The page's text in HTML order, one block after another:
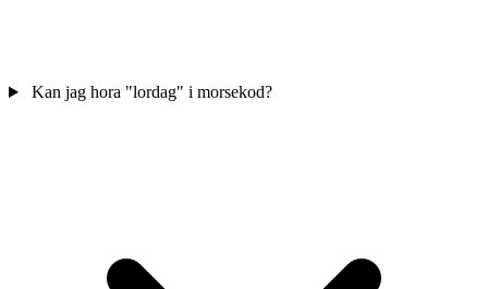
Kan jag hora "lordag" i morsekod?